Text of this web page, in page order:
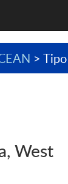
>
West